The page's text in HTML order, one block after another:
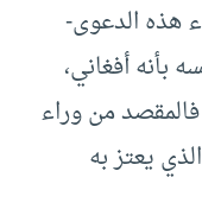
هذه الدعوى-
بأنه أفغاني،
من وراء
يعتز به